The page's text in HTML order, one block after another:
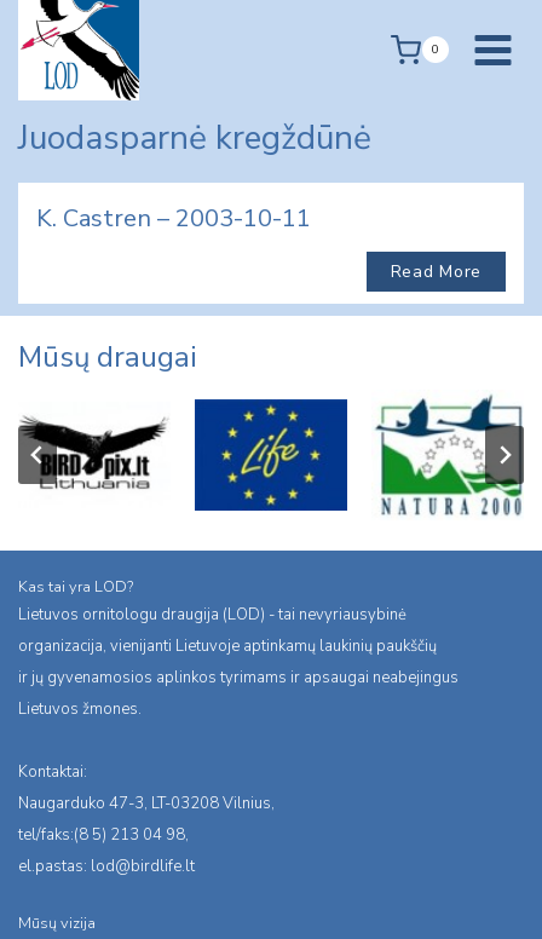
content
0
Juodasparnė kregždūnė
K. Castren – 2003-10-11
Read More
Mūsų draugai
Kas tai yra LOD?
Lietuvos ornitologu draugija (LOD) - tai nevyriausybinė
organizacija, vienijanti Lietuvoje aptinkamų laukinių paukščių
ir jų gyvenamosios aplinkos tyrimams ir apsaugai neabejingus
Lietuvos žmones.
Kontaktai:
Naugarduko 47-3, LT-03208 Vilnius,
tel/faks:(8 5) 213 04 98,
el.pastas: lod@birdlife.lt
Mūsų vizija